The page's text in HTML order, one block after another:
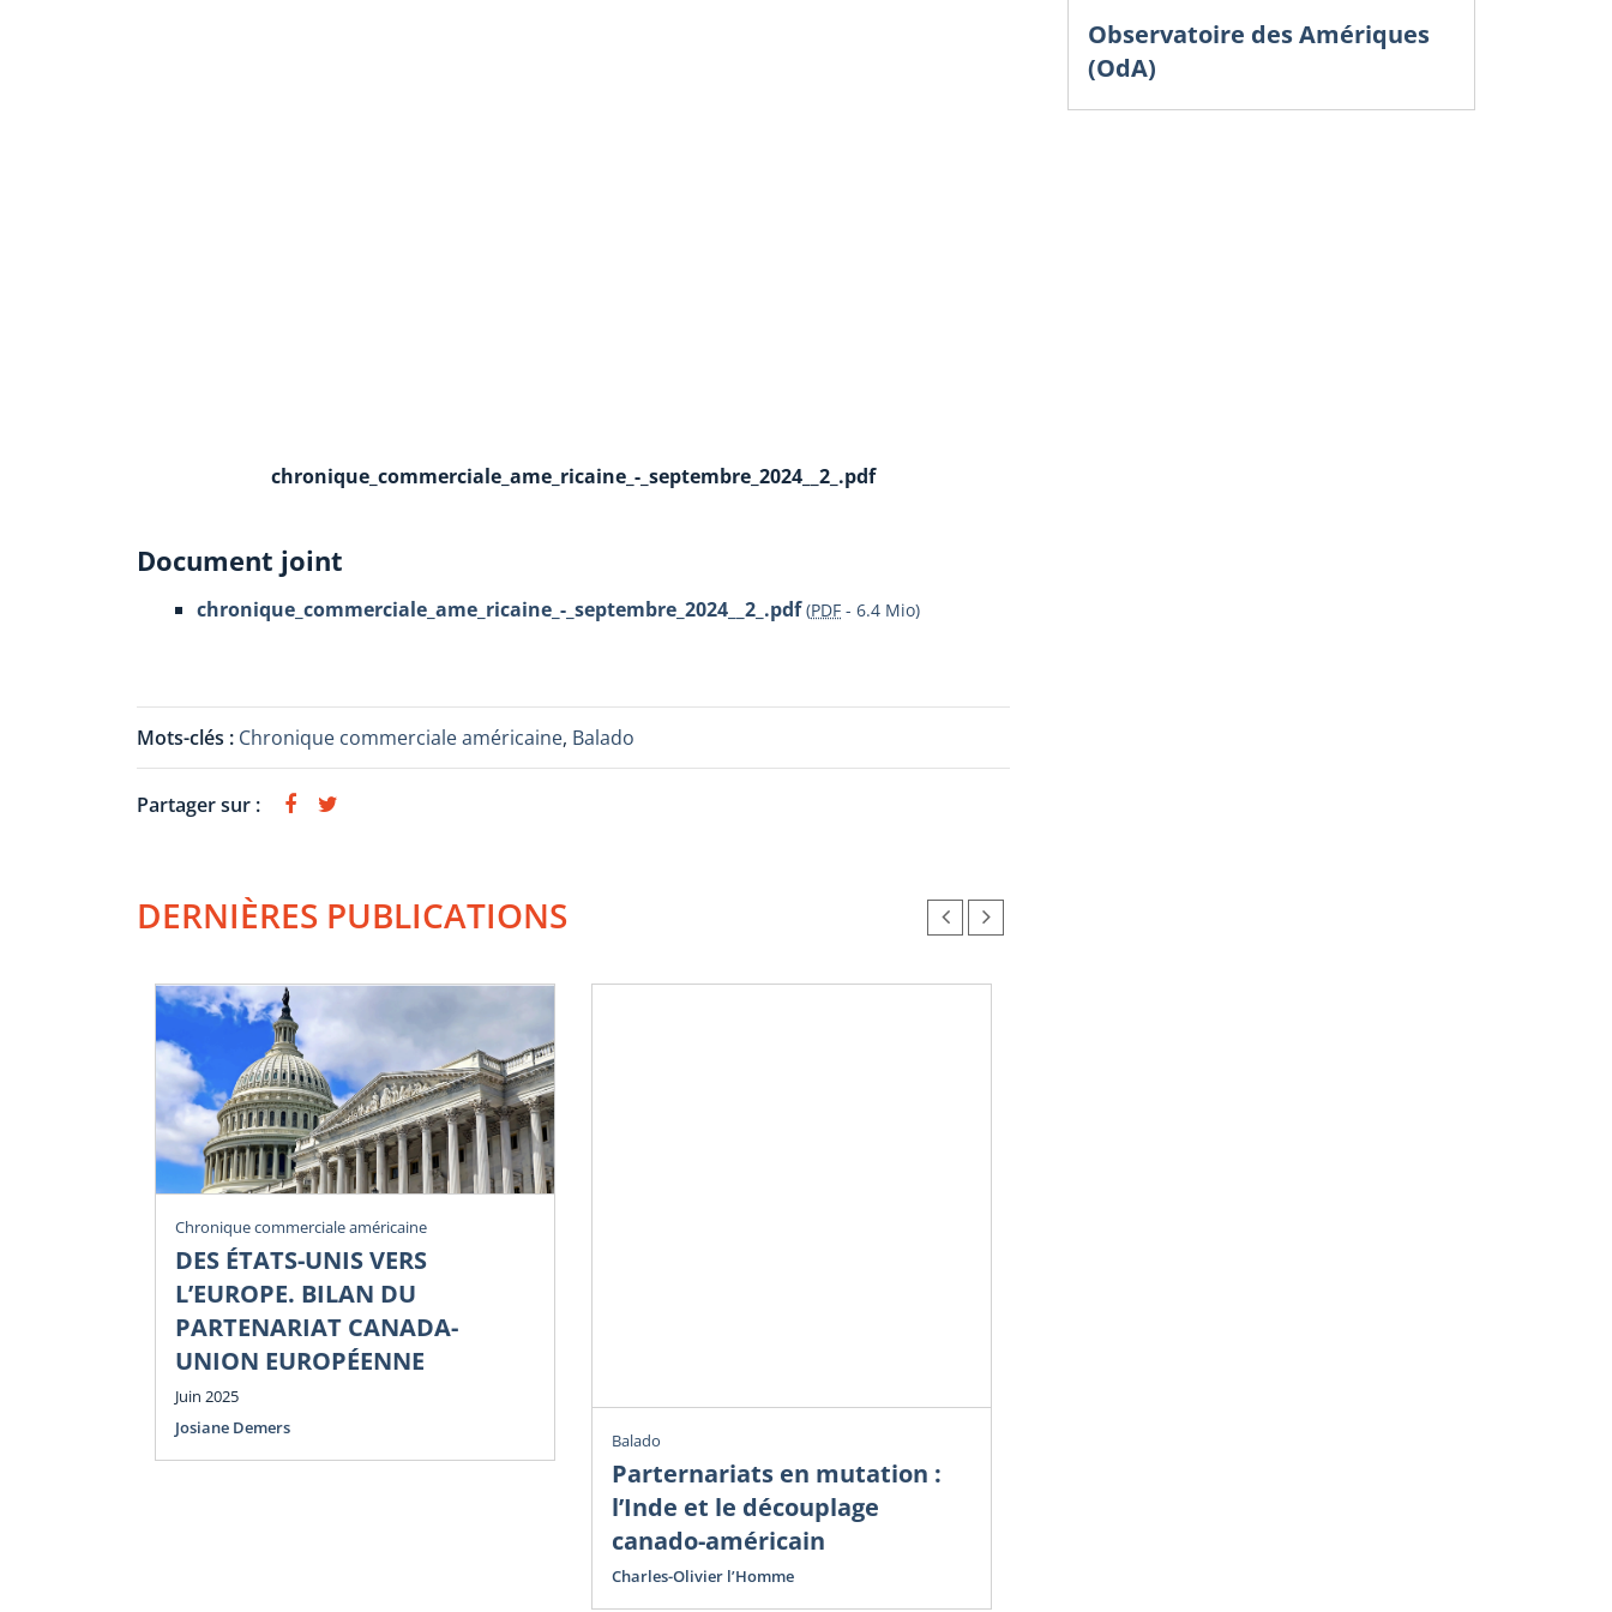
chronique_commerciale_ame_ricaine_-_septembre_2024__2_.pdf
Document joint
chronique_commerciale_ame_ricaine_-_septembre_2024__2_.pdf (PDF - 6.4 Mio)
Mots-clés : Chronique commerciale américaine, Balado
Partager sur :
DERNIÈRES PUBLICATIONS
Chronique commerciale américaine
DES ÉTATS-UNIS VERS
L’EUROPE. BILAN DU
PARTENARIAT CANADA-
UNION EUROPÉENNE
Juin 2025
Josiane Demers
Balado
Parternariats en mutation :
l’Inde et le découplage
canado-américain
Charles-Olivier l’Homme
Observatoire des Amériques
(OdA)